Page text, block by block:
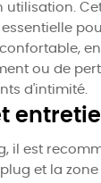
utilisation.
ou de
d'intimité.
il est
et la